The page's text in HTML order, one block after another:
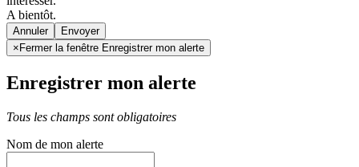
A bientôt.
Annuler
× Fermer la fenêtre Enregistrer mon alerte
Enregistrer mon alerte
Tous les champs sont obligatoires
Nom de mon alerte